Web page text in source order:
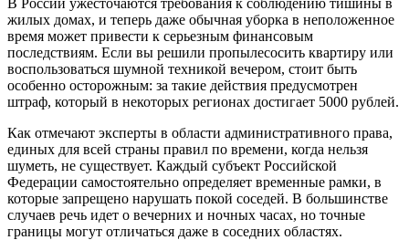
жилых домах, и теперь даже обычная уборка в неположенное
время может привести к серьезным финансовым
последствиям. Если вы решили пропылесосить квартиру или
воспользоваться шумной техникой вечером, стоит быть
особенно осторожным: за такие действия предусмотрен
штраф, который в некоторых регионах достигает 5000 рублей.
Как отмечают эксперты в области административного права,
единых для всей страны правил по времени, когда нельзя
шуметь, не существует. Каждый субъект Российской
Федерации самостоятельно определяет временные рамки, в
которые запрещено нарушать покой соседей. В большинстве
случаев речь идет о вечерних и ночных часах, но точные
границы могут отличаться даже в соседних областях.